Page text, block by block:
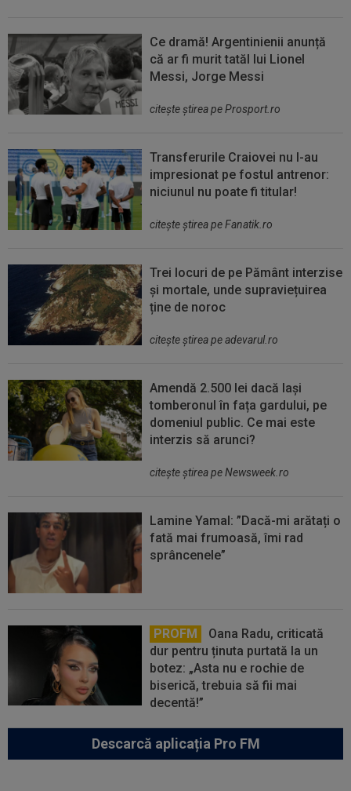
Ce dramă! Argentinienii anunță
că ar fi murit tatăl lui Lionel
Messi, Jorge Messi
citeşte ştirea pe Prosport.ro
Transferurile Craiovei nu l-au
impresionat pe fostul antrenor:
niciunul nu poate fi titular!
citeşte ştirea pe Fanatik.ro
Trei locuri de pe Pământ interzise
și mortale, unde supraviețuirea
ține de noroc
citeşte ştirea pe adevarul.ro
Amendă 2.500 lei dacă lași
tomberonul în fața gardului, pe
domeniul public. Ce mai este
interzis să arunci?
citeşte ştirea pe Newsweek.ro
Lamine Yamal: ”Dacă-mi arătați o
fată mai frumoasă, îmi rad
sprâncenele”
PROFM
Oana Radu, criticată
dur pentru ținuta purtată la un
botez: „Asta nu e rochie de
biserică, trebuia să fii mai
decentă!”
Descarcă aplicația Pro FM